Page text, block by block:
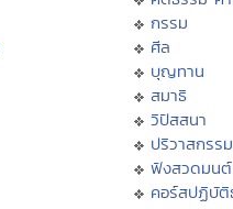
กรรม
ศีล
บุญทาน
สมาธิ
วิปัสสนา
ปริวาสกรรม
ฟังสวดมนต์
คอร์สปฏิบัติ